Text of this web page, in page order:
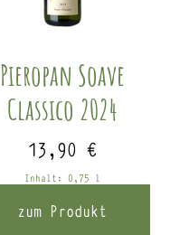
Pieropan Soave
Classico 2024
13,90€
Inhalt: 0,75 l
zum Produkt